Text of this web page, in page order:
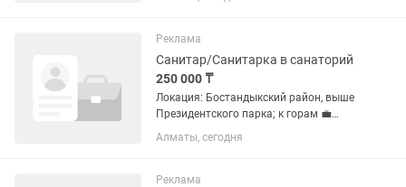
2/2 с 8.00 20.00 Официальное
Реклама
Санитар/Санитарка в санаторий
250 000 ₸
Локация: Бостандыкский район, выше
Президентского парка; к горам 💼
Официальное трудоустройство 🧹
Обязанности: Поддержание чистоты и
Влажная уборка,...
Алматы, сегодня
Реклама